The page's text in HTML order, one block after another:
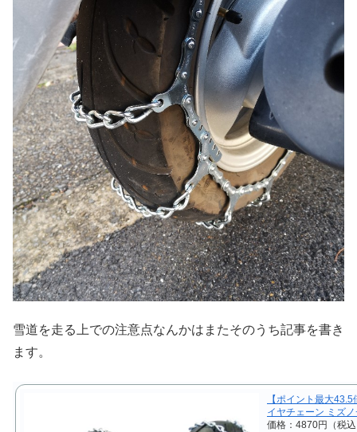
雪道を走る上での注意点なんかはまたそのうち記事を書き
ます。
【ポイント最大
イヤチェーン ミズ
価格：4870円（税